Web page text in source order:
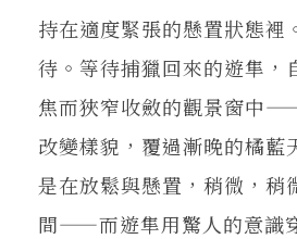
持在適度緊張的懸置狀態裡
待。等待捕獵回來的遊隼，
焦而狹窄收斂的觀景窗中
改變樣貌，覆過漸晚的橘藍
是在放鬆與懸置，稍微，稍
間——而遊隼用驚人的意識